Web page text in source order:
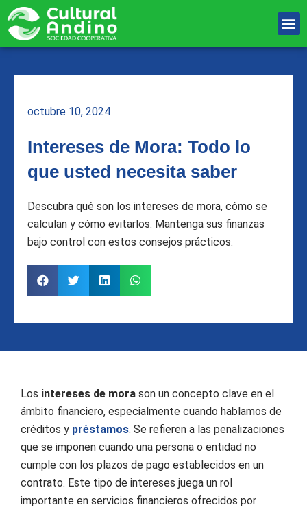
contenido
octubre 10, 2024
Intereses de Mora: Todo lo
que usted necesita saber
Descubra qué son los intereses de mora, cómo se
calculan y cómo evitarlos. Mantenga sus finanzas
bajo control con estos consejos prácticos.
Los intereses de mora son un concepto clave en el
ámbito financiero, especialmente cuando hablamos de
créditos y préstamos. Se refieren a las penalizaciones
que se imponen cuando una persona o entidad no
cumple con los plazos de pago establecidos en un
contrato. Este tipo de intereses juega un rol
importante en servicios financieros ofrecidos por